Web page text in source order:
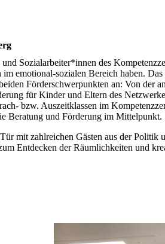
Sozialarbeiter*innen des
emotional-sozialen Bereich haben. Das
Förderschwerpunkten an: Von der
für Kinder und Eltern des
bzw. Auszeitklassen im
Beratung und Förderung im Mittelpunkt.
mit zahlreichen Gästen aus der Politik
Entdecken der Räumlichkeiten und